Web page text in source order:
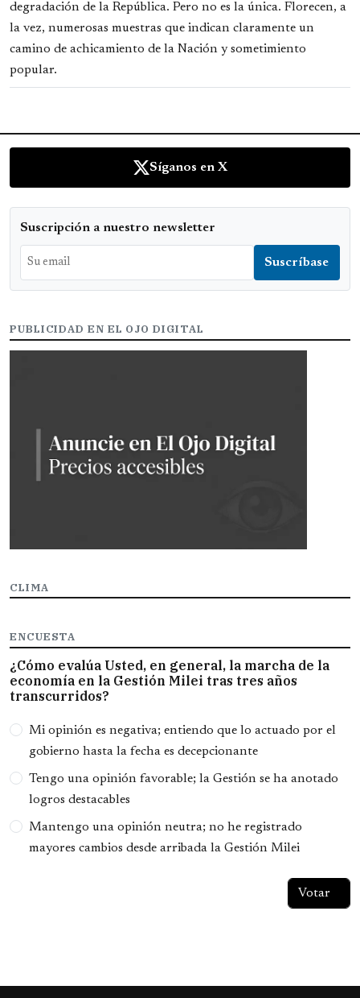
degradación de la República. Pero no es la única. Florecen, a
la vez, numerosas muestras que indican claramente un
camino de achicamiento de la Nación y sometimiento
popular.
Síganos en X
Suscripción a nuestro newsletter
PUBLICIDAD EN EL OJO DIGITAL
CLIMA
ENCUESTA
¿Cómo evalúa Usted, en general, la marcha de la
economía en la Gestión Milei tras tres años
transcurridos?
Opciones
Mi opinión es negativa; entiendo que lo actuado por el
gobierno hasta la fecha es decepcionante
Tengo una opinión favorable; la Gestión se ha anotado
logros destacables
Mantengo una opinión neutra; no he registrado
mayores cambios desde arribada la Gestión Milei